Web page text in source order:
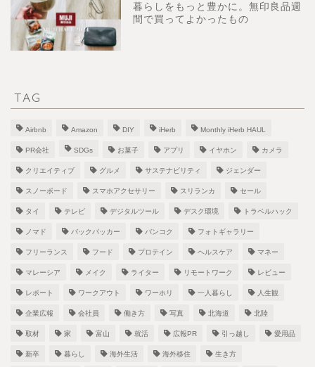
暮らしをもっと豊かに。無印良品週
間で買ってよかったもの
TAG
Airbnb Amazon DIY iHerb Monthly iHerb HAUL
PR会社 SDGs お菓子 アプリ イヤホン カメラ
クリエイティブ グルメ サステナビリティ ジェンダー
スノーボード スマホアクセサリー スリランカ セール
タイ テレビ デジタルツール デスク環境 トラベルハック
ノマド バックパッカー バンコク フォトギャラリー
フリーランス フード プロテイン ヘルスケア マネー
マレーシア メイク ライター リモートワーク レビュー
レポート ワークアウト ワーホリ 一人暮らし 人生観
企業広報 会社員 働き方 写真 北海道 北陸
取材 家 富山 就活 広報PR 引っ越し 愛用品
新卒 暮らし 海外生活 海外移住 生き方